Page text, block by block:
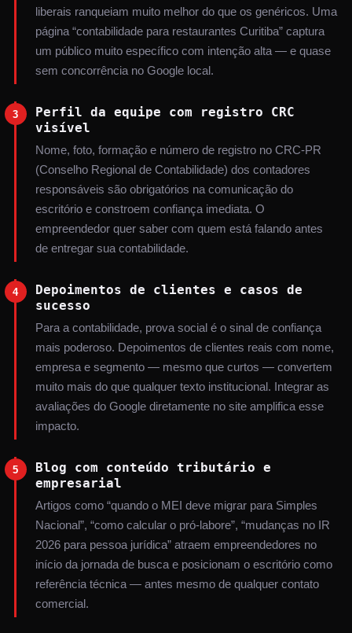
liberais ranqueiam muito melhor do que os genéricos. Uma
página “contabilidade para restaurantes Curitiba” captura
um público muito específico com intenção alta — e quase
sem concorrência no Google local.
3
Perfil da equipe com registro CRC
visível
Nome, foto, formação e número de registro no CRC-PR
(Conselho Regional de Contabilidade) dos contadores
responsáveis são obrigatórios na comunicação do
escritório e constroem confiança imediata. O
empreendedor quer saber com quem está falando antes
de entregar sua contabilidade.
4
Depoimentos de clientes e casos de
sucesso
Para a contabilidade, prova social é o sinal de confiança
mais poderoso. Depoimentos de clientes reais com nome,
empresa e segmento — mesmo que curtos — convertem
muito mais do que qualquer texto institucional. Integrar as
avaliações do Google diretamente no site amplifica esse
impacto.
5
Blog com conteúdo tributário e
empresarial
Artigos como “quando o MEI deve migrar para Simples
Nacional”, “como calcular o pró-labore”, “mudanças no IR
2026 para pessoa jurídica” atraem empreendedores no
início da jornada de busca e posicionam o escritório como
referência técnica — antes mesmo de qualquer contato
comercial.